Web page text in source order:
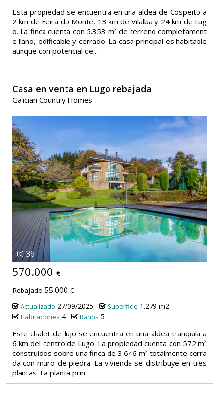
Esta propiedad se encuentra en una aldea de Cospeito a
2 km de Feira do Monte, 13 km de Vilalba y 24 km de Lug
o. La finca cuenta con 5.353 m² de terreno completament
e llano, edificable y cerrado. La casa principal es habitable
aunque con potencial de...
Casa en venta en Lugo rebajada
Galician Country Homes
36
570.000 €
Rebajado 55.000 €
Actualizado 27/09/2025 Superficie 1.279 m2
Habitaciones 4 Baños 5
Este chalet de lujo se encuentra en una aldea tranquila a
6 km del centro de Lugo. La propiedad cuenta con 572 m²
construidos sobre una finca de 3.646 m² totalmente cerra
da con muro de piedra. La vivienda se distribuye en tres
plantas. La planta prin...